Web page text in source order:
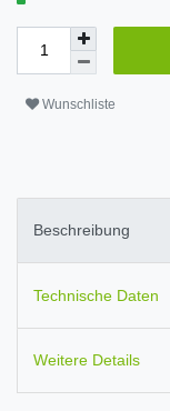
Wunschliste
Beschreibung
Technische Daten
Weitere Details